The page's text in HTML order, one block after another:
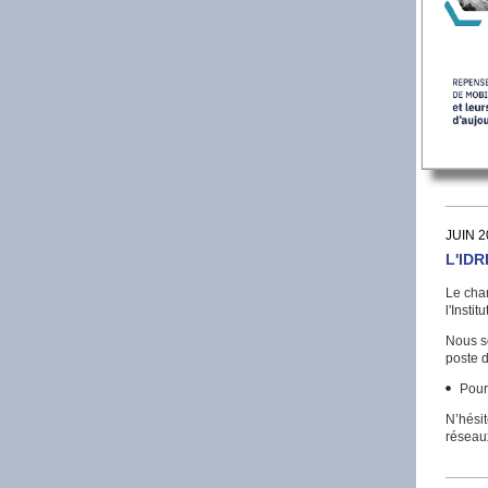
JUIN
Le
Nous
poste